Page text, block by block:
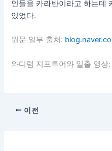
인들을 카라반이라고 하는데
있었다.
원문 일부 출처:
와디럼 지프투어와 일출 영상
이전